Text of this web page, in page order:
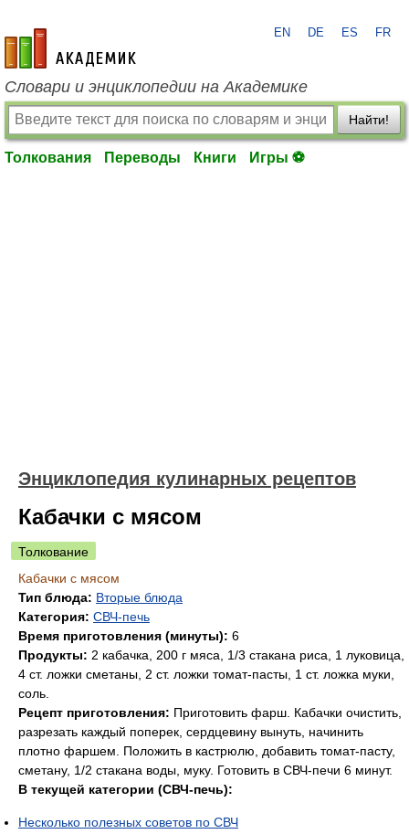
academic.ru
EN DE ES FR
Словари и энциклопедии на Академике
Найти!
Толкования Переводы Книги Игры ⚽
Энциклопедия кулинарных рецептов
Кабачки с мясом
Толкование
Кабачки с мясом
Тип блюда: Вторые блюда
Категория: СВЧ-печь
Время приготовления (минуты): 6
Продукты: 2 кабачка, 200 г мяса, 1/3 стакана риса, 1 луковица,
4 ст. ложки сметаны, 2 ст. ложки томат-пасты, 1 ст. ложка муки,
соль.
Рецепт приготовления: Приготовить фарш. Кабачки очистить,
разрезать каждый поперек, сердцевину вынуть, начинить
плотно фаршем. Положить в кастрюлю, добавить томат-пасту,
сметану, 1/2 стакана воды, муку. Готовить в СВЧ-печи 6 минут.
В текущей категории (СВЧ-печь):
Несколько полезных советов по СВЧ